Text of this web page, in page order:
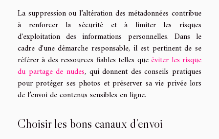
La suppression ou l’altération des métadonnées contribue
à renforcer la sécurité et à limiter les risques
d'exploitation des informations personnelles. Dans le
cadre d'une démarche responsable, il est pertinent de se
référer à des ressources fiables telles que éviter les risque
du partage de nudes, qui donnent des conseils pratiques
pour protéger ses photos et préserver sa vie privée lors
de l’envoi de contenus sensibles en ligne.
Choisir les bons canaux d’envoi